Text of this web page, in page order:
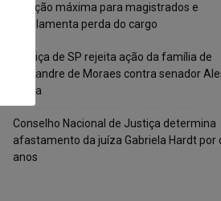
punição máxima para magistrados e
regulamenta perda do cargo
Justiça de SP rejeita ação da família de
Alexandre de Moraes contra senador
Vieira
Conselho Nacional de Justiça determina
afastamento da juíza Gabriela Hardt por
anos